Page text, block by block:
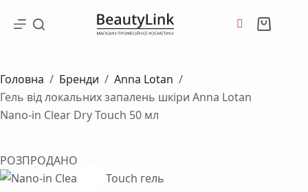
Кошик
Головна / Бренди / Anna Lotan /
Гель від локальних запалень шкіри Anna Lotan
Nano-in Clear Dry Touch 50 мл
РОЗПРОДАНО